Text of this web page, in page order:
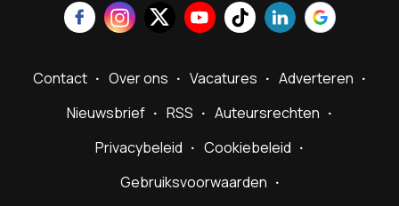
Contact Over ons Vacatures
Adverteren
Nieuwsbrief
RSS
Auteursrechten
Privacybeleid
Cookiebeleid
Gebruiksvoorwaarden